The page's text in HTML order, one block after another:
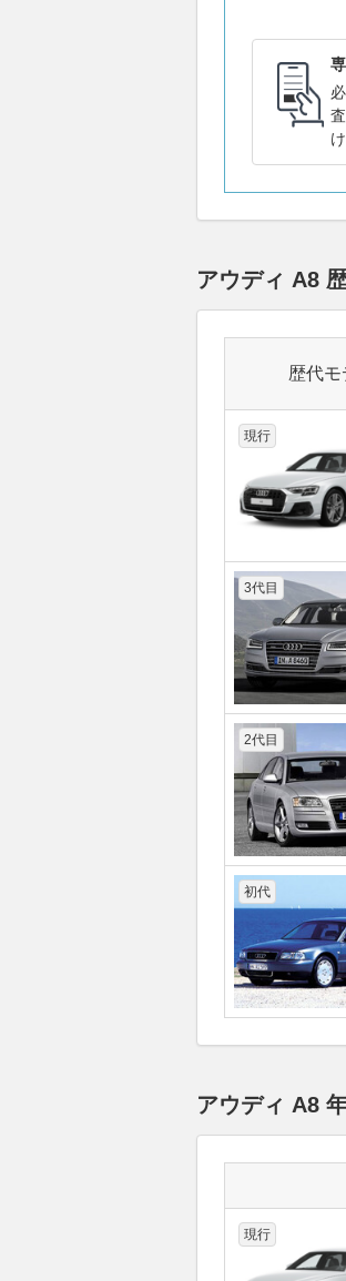
アウディ A8
歴代モ
現行
3代目
2代目
初代
アウディ A8
現行